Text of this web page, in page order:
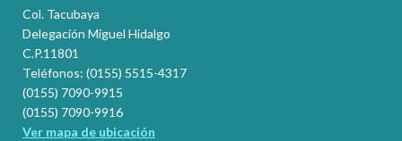
Col. Tacubaya
Delegación Miguel Hidalgo
C.P.11801
Teléfonos: (0155) 5515-4317
(0155) 7090-9915
(0155) 7090-9916
Ver mapa de ubicación